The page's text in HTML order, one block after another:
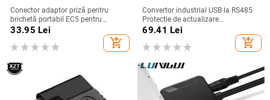
Conector adaptor priză pentru
brichetă portabil EC5 pentru
amplificator de baterie auto de 12 V
33.95 Lei
add_shopping_cart
Convertor industrial USB la RS485
Protecție de actualizare
Compatibilitate convertizor RS232
Compatibilitate V2.0 Modul de
placă conector RS-485 A standard
69.41 Lei
add_shopping_cart